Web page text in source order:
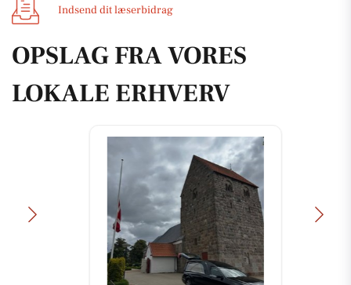
Indsend dit læserbidrag
OPSLAG FRA VORES
LOKALE ERHVERV